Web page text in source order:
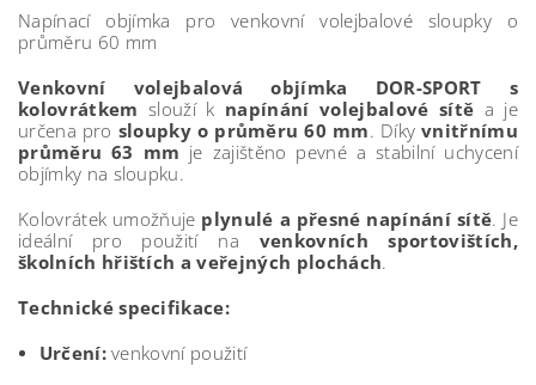
Napínací objímka pro venkovní volejbalové sloupky o
průměru 60 mm
Venkovní volejbalová objímka DOR-SPORT s
kolovrátkem slouží k napínání volejbalové sítě a je
určena pro sloupky o průměru 60 mm. Díkyvnitřnímu
průměru 63 mm je zajištěno pevné a stabilní uchycení
objímky na sloupku.
Kolovrátek umožňuje plynulé a přesné napínání sítě. Je
ideální pro použití na venkovních sportovištích,
školních hřištích a veřejných plochách.
Technické specifikace:
Určení:venkovní použití